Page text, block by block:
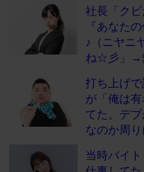
社長「ク
『あなた
♪（ニヤニ
ね☆彡」→
打ち上げ
が「俺は
てた。デ
なのか周
当時バイ